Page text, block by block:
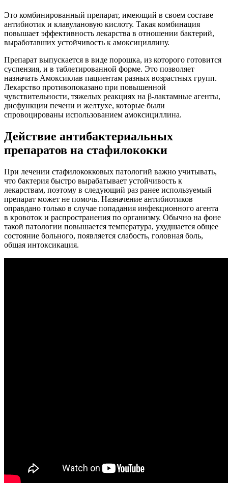
Это комбинированный препарат, имеющий в своем составе
антибиотик и клавулановую кислоту. Такая комбинация
повышает эффективность лекарства в отношении бактерий,
выработавших устойчивость к амоксициллину.
Препарат выпускается в виде порошка, из которого готовится
суспензия, и в таблетированной форме. Это позволяет
назначать Амоксиклав пациентам разных возрастных групп.
Лекарство противопоказано при повышенной
чувствительности, тяжелых реакциях на β-лактамные агенты,
дисфункции печени и желтухе, которые были
спровоцированы использованием амоксициллина.
Действие антибактериальных
препаратов на стафилококки
При лечении стафилококковых патологий важно учитывать,
что бактерия быстро вырабатывает устойчивость к
лекарствам, поэтому в следующий раз ранее используемый
препарат может не помочь. Назначение антибиотиков
оправдано только в случае попадания инфекционного агента
в кровоток и распространения по организму. Обычно на фоне
такой патологии повышается температура, ухудшается общее
состояние больного, появляется слабость, головная боль,
общая интоксикация.